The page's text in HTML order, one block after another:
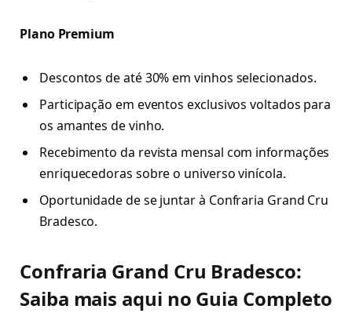
Plano Premium
Descontos de até 30% em vinhos selecionados.
Participação em eventos exclusivos voltados para
os amantes de vinho.
Recebimento da revista mensal com informações
enriquecedoras sobre o universo vinícola.
Oportunidade de se juntar à Confraria Grand Cru
Bradesco.
Confraria Grand Cru Bradesco:
Saiba mais aqui no Guia Completo